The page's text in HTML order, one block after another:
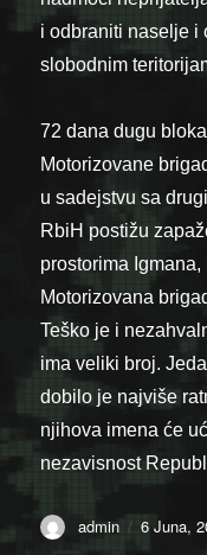
i odbraniti naselje i
slobodnim
72 dana dugu
Motorizovane
u sadejstvu sa
RbiH postižu
prostorima
Motorizovana
Teško je i
ima veliki broj.
dobilo je najviše
njihova imena će
nezavisnost
Author
admin
Posted
on
6 Juna,